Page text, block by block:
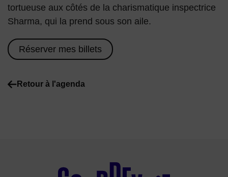
tortueuse aux côtés de la charismatique inspectrice
Sharma, qui la prend sous son aile.
Réserver mes billets
Retour à l'agenda